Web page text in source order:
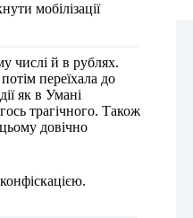
мобілізації
числі й в рублях.
переїхала до
як в Умані
трагічного. Також
довічно